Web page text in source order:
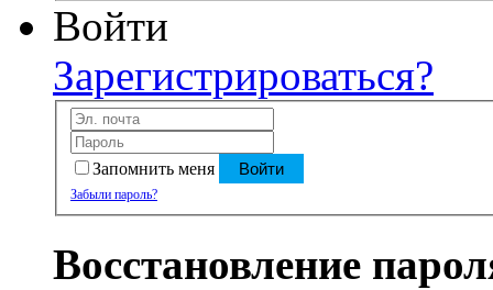
Войти
Зарегистрироваться?
Запомнить меня Войти
Забыли пароль?
Восстановление